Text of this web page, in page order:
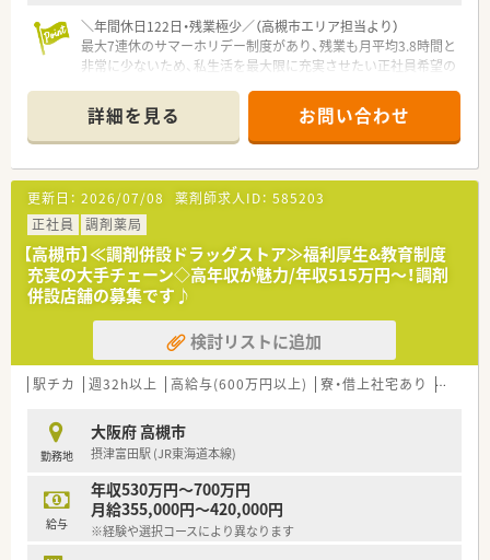
＼年間休日122日・残業極少／（高槻市エリア担当より）
最大7連休のサマーホリデー制度があり、残業も月平均3.8時間と
非常に少ないため、私生活を最大限に充実させたい正社員希望の
＊------------------------------------------＊
【店舗情報と応需状況について】
■阪急京都本線の高槻市駅から徒歩で2分という好立地にあり、
悪天候の日でも毎日の通勤にかかる負担が非常に少ない便利な
薬局です。
■門前に構える歴史ある大学病院より総合科目の処方箋をメイ
ンに受け付けており、最先端の薬学知識を幅広く吸収できる環境
です。
■1日あたりの処方箋応需枚数は平均120枚ほどですが、常時5名
から6名体制の手厚い薬剤師を配置して無理なく運営していま
す。
【想定される業務内容】
■大学病院から届く総合科目の処方箋に基づき、全店に標準導入
されているシステムを活用して安全な調剤や監査の実務全般を
■お薬の提供だけでなく、自社開発のサプリメントや健康食品の
カウンセリング販売を通じ、未病や予防の観点から患者様を支え
ます。
■薬局長への就任後は、店舗ごとの独立採算制に基づいた予算の
管理や、他職種スタッフの配置調整などの薬局管理業務も学びま
す。
詳細を見る お問い合わせ
更新日： 2026/07/08 薬剤師求人ID： 585203
正社員
調剤薬局
【高槻市】≪調剤併設ドラッグストア≫福利厚生&教育制度
充実の大手チェーン◇高年収が魅力/年収515万円～！調剤
併設店舗の募集です♪
検討リストに追加
駅チカ 週32h以上 高給与(600万円以上) 寮・借上社宅あり 住宅補
勤務地
大阪府 高槻市
摂津富田駅 (JR東海道本線)
給与
年収530万円～700万円
月給355,000円～420,000円
※経験や選択コースにより異なります